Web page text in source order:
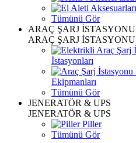
Tümünü Gör
ARAÇ ŞARJ İSTASYONU
ARAÇ ŞARJ İSTASYONU
İstasyonları
Ekipmanları
Tümünü Gör
JENERATÖR & UPS
JENERATÖR & UPS
Piller
Tümünü Gör